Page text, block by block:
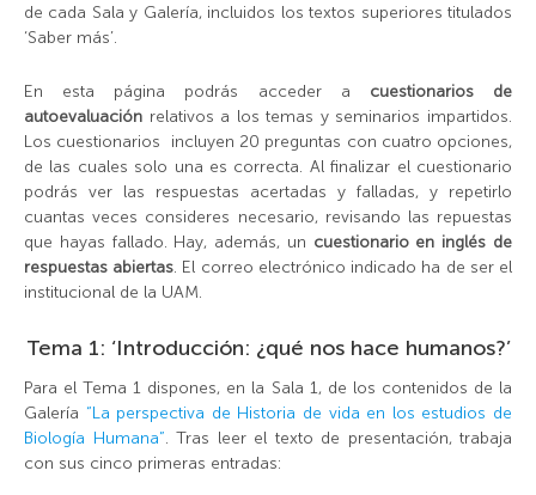
de cada Sala y Galería, incluidos los textos superiores titulados
‘Saber más’.
En esta página podrás acceder a cuestionarios de
autoevaluación relativos a los temas y seminarios impartidos.
Los cuestionarios incluyen 20 preguntas con cuatro opciones,
de las cuales solo una es correcta. Al finalizar el cuestionario
podrás ver las respuestas acertadas y falladas, y repetirlo
cuantas veces consideres necesario, revisando las repuestas
que hayas fallado. Hay, además, un cuestionario en inglés de
respuestas abiertas. El correo electrónico indicado ha de ser el
institucional de la UAM.
Tema 1: ‘Introducción: ¿qué nos hace humanos?’
Para el Tema 1 dispones, en la Sala 1, de los contenidos de la
Galería “La perspectiva de Historia de vida en los estudios de
Biología Humana”. Tras leer el texto de presentación, trabaja
con sus cinco primeras entradas: